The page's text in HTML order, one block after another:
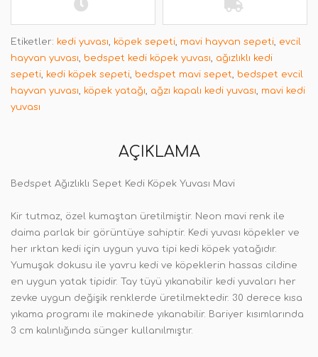
Etiketler: kedi yuvası, köpek sepeti, mavi hayvan sepeti, evcil
hayvan yuvası, bedspet kedi köpek yuvası, ağızlıklı kedi
sepeti, kedi köpek sepeti, bedspet mavi sepet, bedspet evcil
hayvan yuvası, köpek yatağı, ağzı kapalı kedi yuvası, mavi kedi
yuvası
AÇIKLAMA
Bedspet Ağızlıklı Sepet Kedi Köpek Yuvası Mavi
Kir tutmaz, özel kumaştan üretilmiştir. Neon mavi renk ile
daima parlak bir görüntüye sahiptir. Kedi yuvası köpekler ve
her ırktan kedi için uygun yuva tipi kedi köpek yatağıdır.
Yumuşak dokusu ile yavru kedi ve köpeklerin hassas cildine
en uygun yatak tipidir. Tay tüyü yıkanabilir kedi yuvaları her
zevke uygun değişik renklerde üretilmektedir. 30 derece kısa
yıkama programı ile makinede yıkanabilir. Bariyer kısımlarında
3 cm kalınlığında sünger kullanılmıştır.